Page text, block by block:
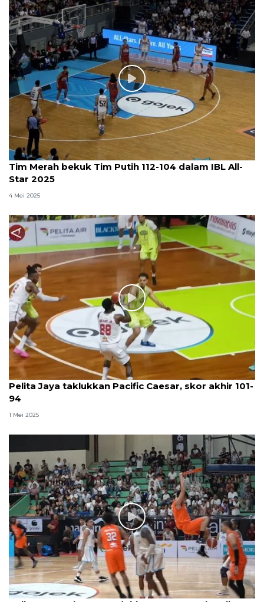
Tim Merah bekuk Tim Putih 112-104 dalam IBL All-
Star 2025
4 Mei 2025
Pelita Jaya taklukkan Pacific Caesar, skor akhir 101-
94
1 Mei 2025